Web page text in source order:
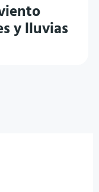
y lluvias